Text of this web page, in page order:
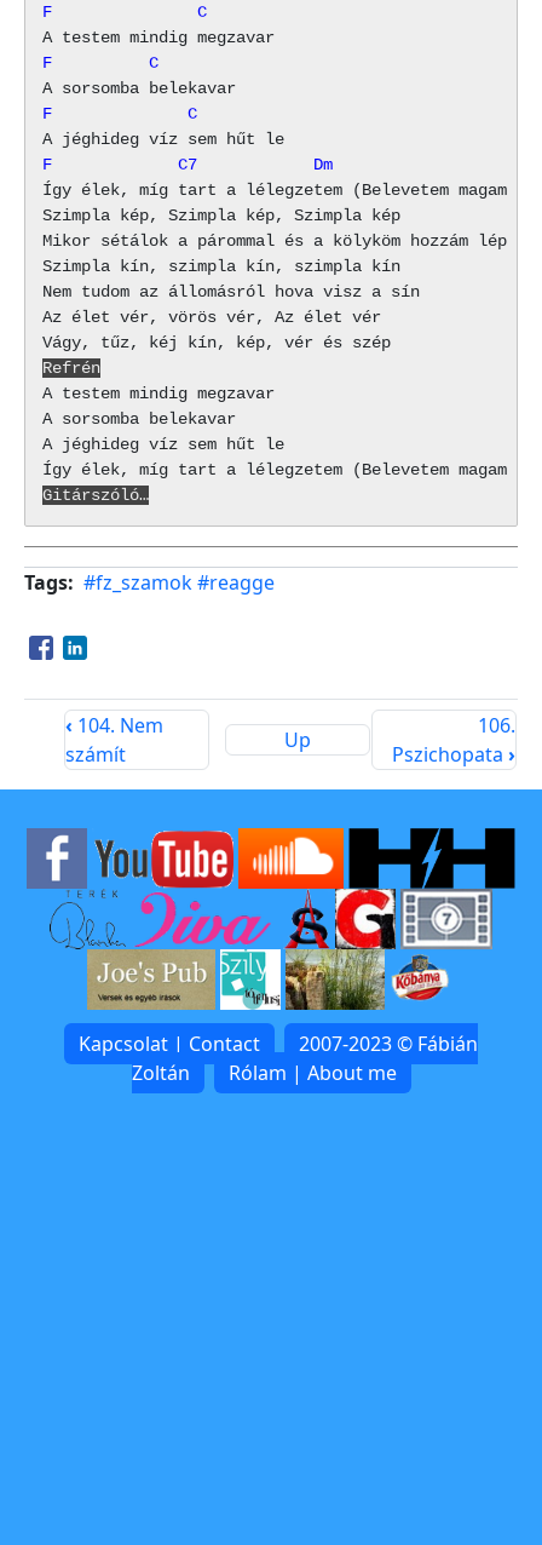
F               C
F          C
F              C
F             C7            Dm
Így élek, míg tart a lélegzetem (Belevetem magam
Szimpla kép, Szimpla kép, Szimpla kép
Mikor sétálok a párommal és a kölyköm hozzám lép
Szimpla kín, szimpla kín, szimpla kín
Nem tudom az állomásról hova visz a sín
Az élet vér, vörös vér, Az élet vér
Refrén
A testem mindig megzavar
A sorsomba belekavar
A jéghideg víz sem hűt le
Gitárszóló…
Tags #fz_szamok#reagge
Opens in a new window
Opens in a new window
‹ 104. Nem
számít
Up
106.
Pszichopata›
Kapcsolat | Contact
2007-2023 © Fábián
Zoltán
Rólam | About me